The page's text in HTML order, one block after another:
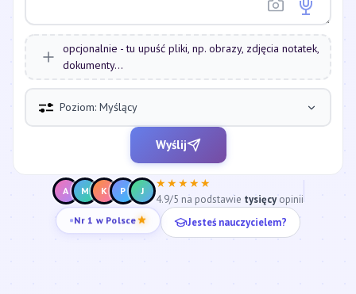
opcjonalnie - tu upuść pliki, np. obrazy, zdjęcia notatek,
dokumenty...
Poziom: Myślący
Wyślij
A M K P J
★★★★★
4.9/5 na podstawie tysięcyopinii
Nr 1 w Polsce Jesteś nauczycielem?